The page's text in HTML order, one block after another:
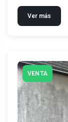
Ver más
VENTA